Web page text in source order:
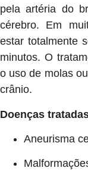
pela artéria do
cérebro. Em
estar totalmente
minutos. O
o uso de molas
crânio.
Doenças
Aneurisma